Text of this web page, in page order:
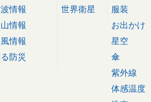
情報
情報
情報
防災
世界衛星
服装
お出かけ
星空
傘
紫外線
体感温度